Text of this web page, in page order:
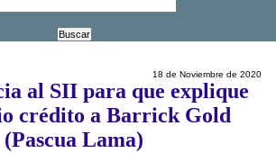
18 de Noviembre de 2020
al SII para que explique
crédito a Barrick Gold
(Pascua Lama)